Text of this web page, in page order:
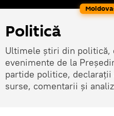
Politică
Ultimele știri din politică,
evenimente de la
partide politice,
surse, comentarii și